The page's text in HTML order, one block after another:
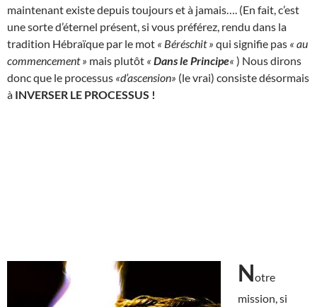
maintenant existe depuis toujours et à jamais…. (En fait, c’est
une sorte d’éternel présent, si vous préférez, rendu dans la
tradition Hébraïque par le mot « Béréschit » qui signifie pas « au
commencement » mais plutôt « Dans le Principe« ) Nous dirons
donc que le processus «d’ascension» (le vrai) consiste désormais
à INVERSER LE PROCESSUS !
Notre
mission, si